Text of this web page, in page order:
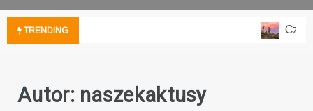
TRENDING
Autor: naszekaktusy